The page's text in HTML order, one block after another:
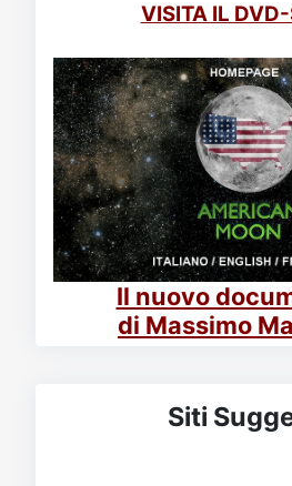
VISITA IL
Il nuovo
di Massimo
Siti